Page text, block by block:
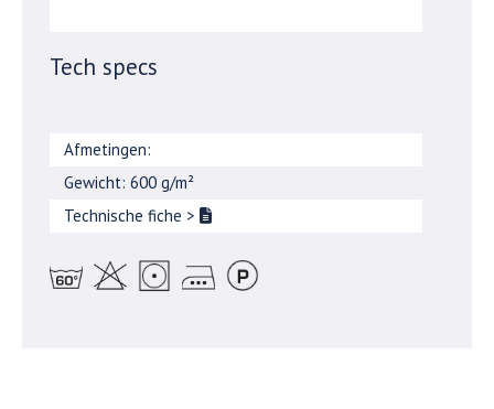
Tech specs
Afmetingen:
Gewicht: 600 g/m²
Technische fiche >